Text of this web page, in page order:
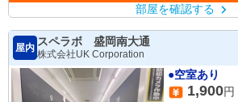
部屋を確認する
屋内
スペラボ 盛岡南大通
株式会社UK Corporation
●空室あり
1,900円